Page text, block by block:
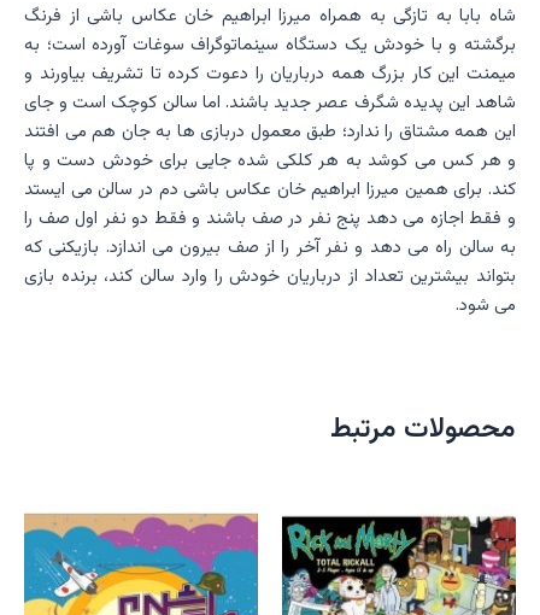
شاه بابا به تازگی به همراه میرزا ابراهیم خان عکاس باشی از فرنگ
برگشته و با خودش یک دستگاه سینماتوگراف سوغات آورده است؛ به
میمنت این کار بزرگ همه درباریان را دعوت کرده تا تشریف بیاورند و
شاهد این پدیده شگرف عصر جدید باشند. اما سالن کوچک است و جای
این همه مشتاق را ندارد؛ طبق معمول دربازی ها به جان هم می افتند
و هر کس می کوشد به هر کلکی شده جایی برای خودش دست و پا
کند. برای همین میرزا ابراهیم خان عکاس باشی دم در سالن می ایستد
و فقط اجازه می دهد پنج نفر در صف باشند و فقط دو نفر اول صف را
به سالن راه می دهد و نفر آخر را از صف بیرون می اندازد. بازیکنی که
بتواند بیشترین تعداد از درباریان خودش را وارد سالن کند، برنده بازی
می شود.
محصولات مرتبط